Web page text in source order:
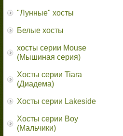
"Лунные" хосты
Белые хосты
хосты серии Mouse
(Мышиная серия)
Хосты серии Tiara
(Диадема)
Хосты серии Lakeside
Хосты серии Boy
(Мальчики)